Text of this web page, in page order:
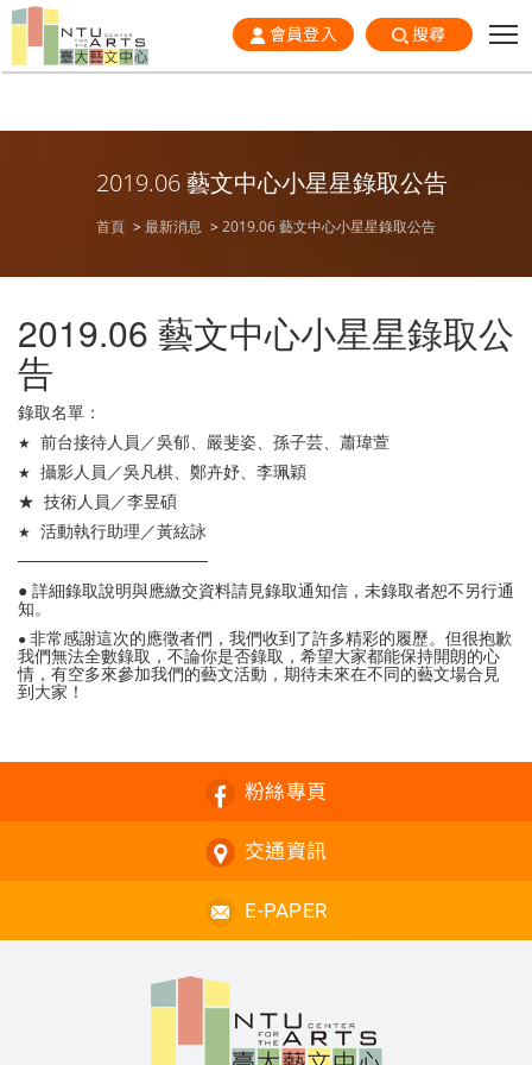
會員登入 搜尋
2019.06 藝文中心小星星錄取公告
首頁 最新消息 2019.06 藝文中心小星星錄取公告
2019.06 藝文中心小星星錄取公
告
錄取名單：
★ 前台接待人員／吳郁、嚴斐姿、孫子芸、蕭瑋萱
★ 攝影人員／吳凡棋、鄭卉妤、李珮穎
★ 技術人員／李昱碩
★ 活動執行助理／黃絃詠
────────────────
● 詳細錄取說明與應繳交資料請見錄取通知信，未錄取者恕不另行通
知。
●非常感謝這次的應徵者們，我們收到了許多精彩的履歷。但很抱歉
我們無法全數錄取，不論你是否錄取，希望大家都能保持開朗的心
情，有空多來參加我們的藝文活動，期待未來在不同的藝文場合見
到大家！
粉絲專頁
交通資訊
E-PAPER